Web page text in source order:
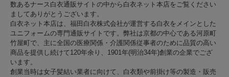
数あるナース白衣通販サイトの中から白衣ネット本店をご覧ください
ましてありがとうございます。
白衣ネット本店は、福田白衣株式会社が運営する白衣をメインとした
ユニフォームの専門通販サイトです。弊社は京都の中心である河原町
竹屋町で、主に全国の医療関係・介護関係従事者のために品質の高い
商品を提供し続けて120年余り、1901年(明治34年)創業の企業でござ
います。
創業当時は女子髪結い業者に向けて、白衣類や前掛け等の製造・販売